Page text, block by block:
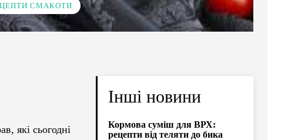
СМАКОТИ
які сьогодні
Інші новини
Кормова суміш для ВРХ:
рецепти від теляти до бика